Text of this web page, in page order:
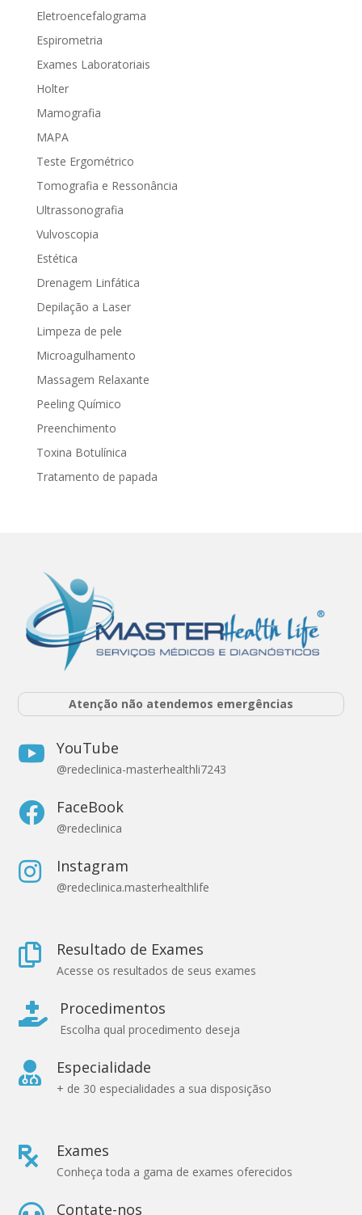
Eletroencefalograma
Espirometria
Exames Laboratoriais
Holter
Mamografia
MAPA
Teste Ergométrico
Tomografia e Ressonância
Ultrassonografia
Vulvoscopia
Estética
Drenagem Linfática
Depilação a Laser
Limpeza de pele
Microagulhamento
Massagem Relaxante
Peeling Químico
Preenchimento
Toxina Botulínica
Tratamento de papada
Atenção não atendemos emergências
 YouTube
@redeclinica-masterhealthli7243
 FaceBook
@redeclinica
 Instagram
@redeclinica.masterhealthlife
 Resultado de Exames
Acesse os resultados de seus exames
 Procedimentos
Escolha qual procedimento deseja
 Especialidade
+ de 30 especialidades a sua disposiçãso
 Exames
Conheça toda a gama de exames oferecidos
Contate-nos